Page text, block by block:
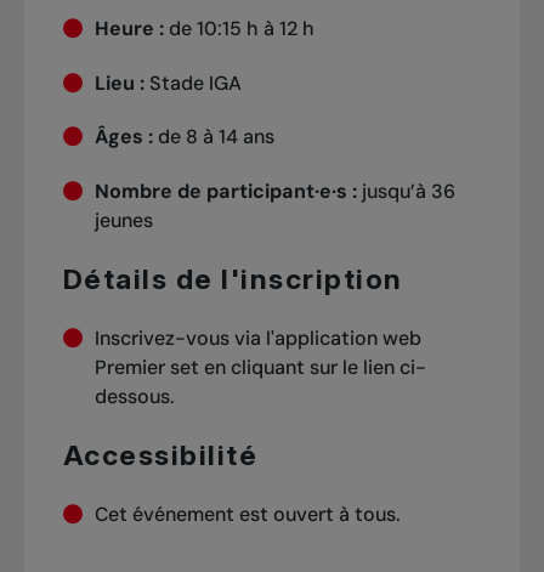
Heure :de 10:15 h à 12 h
Lieu :Stade IGA
Âges :de 8 à 14 ans
Nombre de participant·e·s :jusqu’à 36
jeunes
Détails de l'inscription
Inscrivez-vous via l'application web
Premier set en cliquant sur le lien ci-
dessous.
Accessibilité
Cet événement est ouvert à tous.